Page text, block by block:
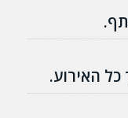
כל האירוע.